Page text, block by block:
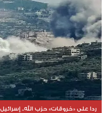
ردا على «خروقات» حزب الله..